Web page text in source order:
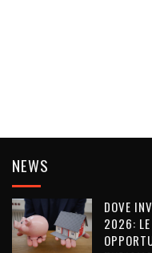
NEWS
DOVE
2026: LE